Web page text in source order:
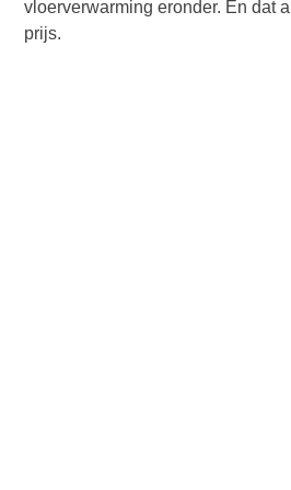
vloerverwarming eronder. En dat
prijs.